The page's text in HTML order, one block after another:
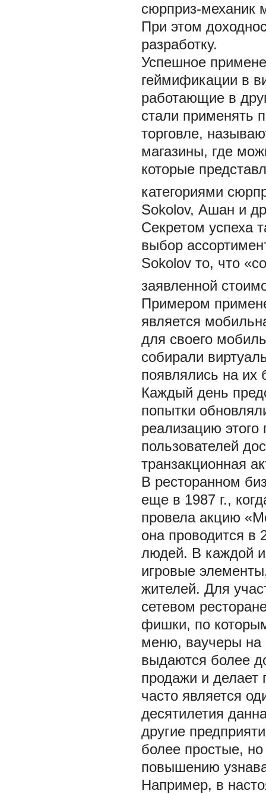
сюрприз-механик
При этом
разработку.
Успешное
геймификации в
работающие в
стали применять
торговле,
магазины, где
которые
категориями
Sokolov, Ашан и
Секретом успеха
выбор
Sokolov то, что
заявленной
Примером
является
для своего
собирали
появлялись на их
Каждый день
попытки
реализацию этого
пользователей
транзакционная
В ресторанном
еще в 1987 г.,
провела акцию
она проводится в
людей. В каждой
игровые
жителей. Для
сетевом
фишки, по
меню, ваучеры на
выдаются более
продажи и делает
часто является
десятилетия
другие
более простые,
повышению
Например, в